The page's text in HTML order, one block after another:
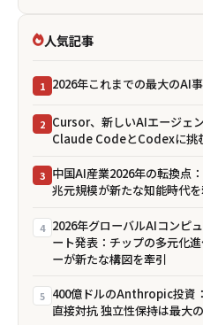
人気記事
1 2026年これまでの最大のAI
2 Cursor、新しいAIエージェ
Claude CodeとCodexに挑
3 中国AI産業2026年の転換点
兆元規模が新たな知能時代
4 2026年グローバルAIコンピ
ート発表：チップの多元化
ーが新たな構図を牽引
5 400億ドルのAnthropic投資
直接対抗 独立性保持は最大